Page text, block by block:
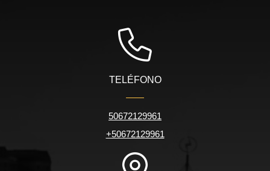
TELÉFONO
50672129961
+50672129961